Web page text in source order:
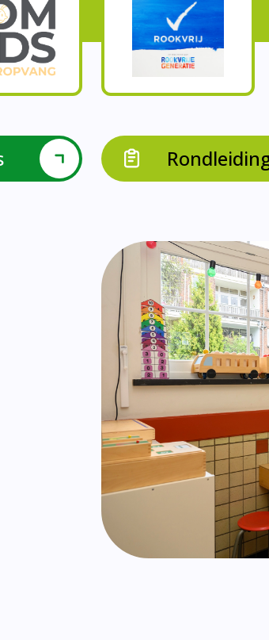
met een verrijkend aanbod
samen in leerteams op het gebied
onze school vieren we samen.
met leerlingen met een